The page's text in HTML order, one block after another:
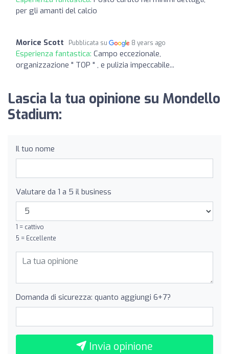
per gli amanti del calcio
Morice Scott Pubblicata su 8 years ago
Esperienza fantastica: Campo eccezionale,
organizzazione " TOP " , e pulizia impeccabile...
Lascia la tua opinione su Mondello
Stadium:
Il tuo nome
Valutare da 1 a 5 il business
1 = cattivo
5 = Eccellente
Domanda di sicurezza: quanto aggiungi 6+7?
Invia opinione